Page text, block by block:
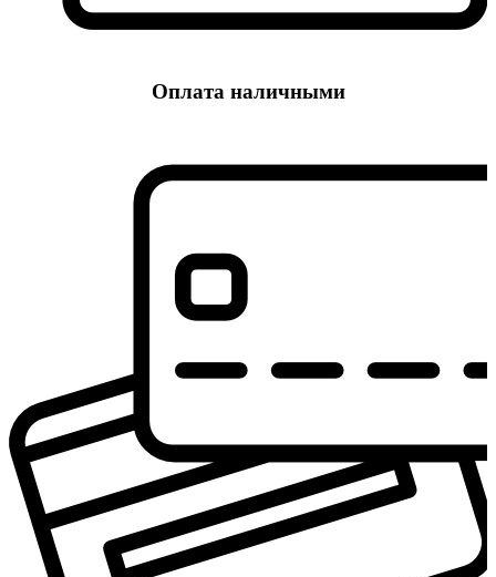
Оплата наличными